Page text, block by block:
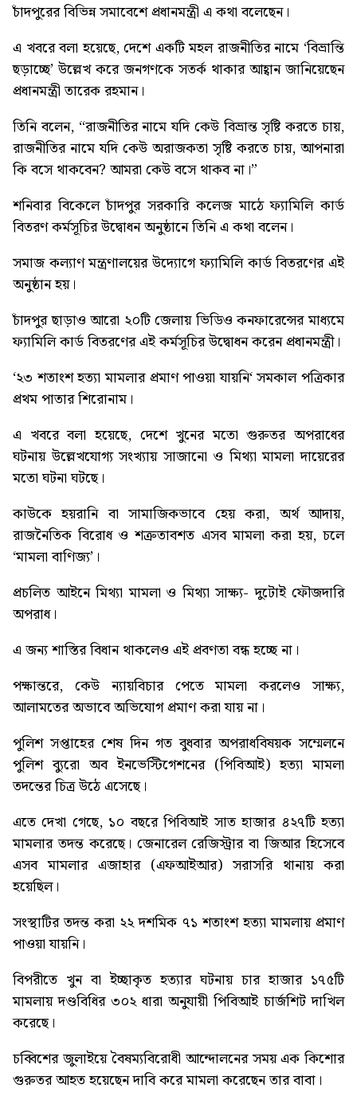
চাঁদপুরের বিভিন্ন সমাবেশে প্রধানমন্ত্রী এ কথা বলেছেন।
এ খবরে বলা হয়েছে, দেশে একটি মহল রাজনীতির নামে ‘বিভ্রান্তি
ছড়াচ্ছে’ উল্লেখ করে জনগণকে সতর্ক থাকার আহ্বান জানিয়েছেন
প্রধানমন্ত্রী তারেক রহমান।
তিনি বলেন, “রাজনীতির নামে যদি কেউ বিভ্রান্ত সৃষ্টি করতে চায়,
রাজনীতির নামে যদি কেউ অরাজকতা সৃষ্টি করতে চায়, আপনারা
কি বসে থাকবেন? আমরা কেউ বসে থাকব না।”
শনিবার বিকেলে চাঁদপুর সরকারি কলেজ মাঠে ফ্যামিলি কার্ড
বিতরণ কর্মসূচির উদ্বোধন অনুষ্ঠানে তিনি এ কথা বলেন।
সমাজ কল্যাণ মন্ত্রণালয়ের উদ্যোগে ফ্যামিলি কার্ড বিতরণের এই
অনুষ্ঠান হয়।
চাঁদপুর ছাড়াও আরো ২০টি জেলায় ভিডিও কনফারেন্সের মাধ্যমে
ফ্যামিলি কার্ড বিতরণের এই কর্মসূচির উদ্বোধন করেন প্রধানমন্ত্রী।
‘২৩ শতাংশ হত্যা মামলার প্রমাণ পাওয়া যায়নি‘ সমকাল পত্রিকার
প্রথম পাতার শিরোনাম।
এ খবরে বলা হয়েছে, দেশে খুনের মতো গুরুতর অপরাধের
ঘটনায় উল্লেখযোগ্য সংখ্যায় সাজানো ও মিথ্যা মামলা দায়েরের
মতো ঘটনা ঘটছে।
কাউকে হয়রানি বা সামাজিকভাবে হেয় করা, অর্থ আদায়,
রাজনৈতিক বিরোধ ও শত্রুতাবশত এসব মামলা করা হয়, চলে
‘মামলা বাণিজ্য’।
প্রচলিত আইনে মিথ্যা মামলা ও মিথ্যা সাক্ষ্য- দুটোই ফৌজদারি
অপরাধ।
এ জন্য শাস্তির বিধান থাকলেও এই প্রবণতা বন্ধ হচ্ছে না।
পক্ষান্তরে, কেউ ন্যায়বিচার পেতে মামলা করলেও সাক্ষ্য,
আলামতের অভাবে অভিযোগ প্রমাণ করা যায় না।
পুলিশ সপ্তাহের শেষ দিন গত বুধবার অপরাধবিষয়ক সম্মেলনে
পুলিশ ব্যুরো অব ইনভেস্টিগেশনের (পিবিআই) হত্যা মামলা
তদন্তের চিত্র উঠে এসেছে।
এতে দেখা গেছে, ১০ বছরে পিবিআই সাত হাজার ৪২৭টি হত্যা
মামলার তদন্ত করেছে। জেনারেল রেজিস্ট্রার বা জিআর হিসেবে
এসব মামলার এজাহার (এফআইআর) সরাসরি থানায় করা
হয়েছিল।
সংস্থাটির তদন্ত করা ২২ দশমিক ৭১ শতাংশ হত্যা মামলায় প্রমাণ
পাওয়া যায়নি।
বিপরীতে খুন বা ইচ্ছাকৃত হত্যার ঘটনায় চার হাজার ১৭৫টি
মামলায় দণ্ডবিধির ৩০২ ধারা অনুযায়ী পিবিআই চার্জশিট দাখিল
করেছে।
চব্বিশের জুলাইয়ে বৈষম্যবিরোধী আন্দোলনের সময় এক কিশোর
গুরুতর আহত হয়েছেন দাবি করে মামলা করেছেন তার বাবা।